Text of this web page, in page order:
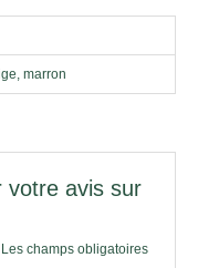
marron
votre avis sur
Les champs obligatoires